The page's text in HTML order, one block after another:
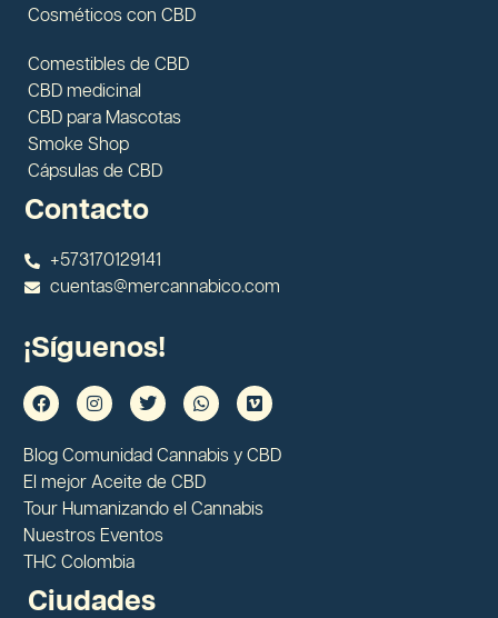
Cosméticos con CBD
Comestibles de CBD
CBD medicinal
CBD para Mascotas
Smoke Shop
Cápsulas de CBD
Contacto
+573170129141
cuentas@mercannabico.com
¡Síguenos!
Blog Comunidad Cannabis y CBD
El mejor Aceite de CBD
Tour Humanizando el Cannabis
Nuestros Eventos
THC Colombia
Ciudades